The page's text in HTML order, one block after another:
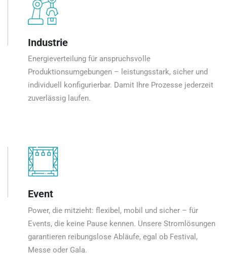
Industrie
Energieverteilung für anspruchsvolle
Produktionsumgebungen – leistungsstark, sicher und
individuell konfigurierbar. Damit Ihre Prozesse jederzeit
zuverlässig laufen.
Event
Power, die mitzieht: flexibel, mobil und sicher – für
Events, die keine Pause kennen. Unsere Stromlösungen
garantieren reibungslose Abläufe, egal ob Festival,
Messe oder Gala.